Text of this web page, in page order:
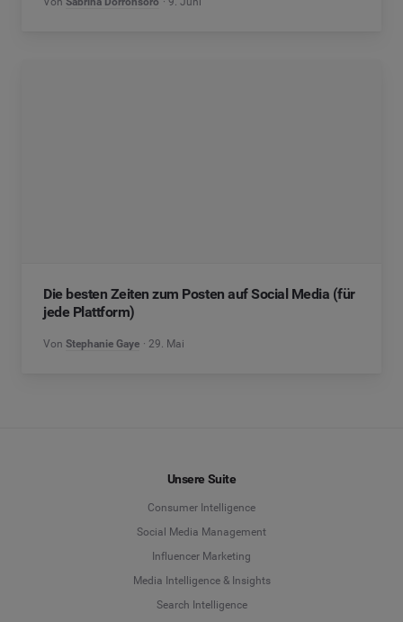
Die besten Zeiten zum Posten auf Social Media (für
jede Plattform)
Von Stephanie Gaye 29. Mai
Unsere Suite
Consumer Intelligence
Social Media Management
Influencer Marketing
Media Intelligence & Insights
Search Intelligence